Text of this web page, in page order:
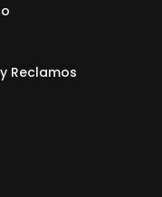
Reclamos